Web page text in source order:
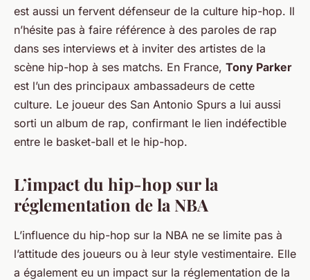
est aussi un fervent défenseur de la culture hip-hop. Il
n’hésite pas à faire référence à des paroles de rap
dans ses interviews et à inviter des artistes de la
scène hip-hop à ses matchs. En France, Tony Parker
est l’un des principaux ambassadeurs de cette
culture. Le joueur des San Antonio Spurs a lui aussi
sorti un album de rap, confirmant le lien indéfectible
entre le basket-ball et le hip-hop.
L’impact du hip-hop sur la
réglementation de la NBA
L’influence du hip-hop sur la NBA ne se limite pas à
l’attitude des joueurs ou à leur style vestimentaire. Elle
a également eu un impact sur la réglementation de la